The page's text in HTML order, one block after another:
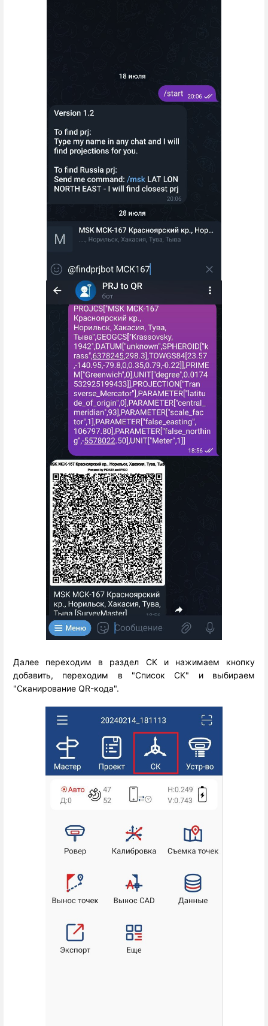
Далее переходим в раздел СК и нажимаем кнопку
добавить, переходим в "Список СК" и выбираем
"Сканирование QR-кода".